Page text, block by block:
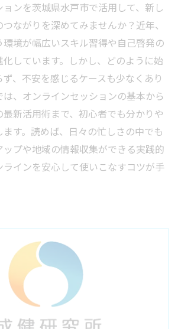
ンを茨城県水戸市で活用して、新し
ながりを深めてみませんか？近年、
境が幅広いスキル習得や自己啓発の
しています。しかし、どのように始
、不安を感じるケースも少なくあり
は、オンラインセッションの基本から
新活用術まで、初心者でも分かりや
す。読めば、日々の忙しさの中でも
プや地域の情報収集ができる実践的
インを安心して使いこなすコツが手